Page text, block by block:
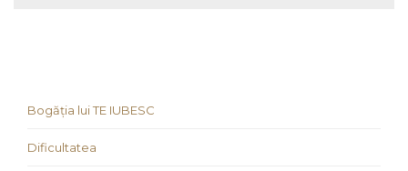
Bogăția lui TE IUBESC
Dificultatea